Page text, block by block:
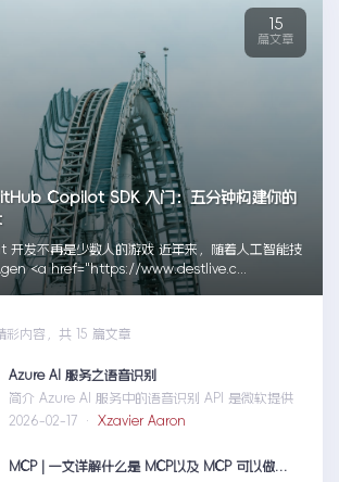
Copilot SDK 入门：五分钟构建你的
开发不再是少数人的游戏 近年来，随着人工智能技
<a href="https://www.destlive.c...
15
篇文章
彩内容，共 15 篇文章
Azure AI 服务之语音识别
简介 Azure AI 服务中的语音识别 API 是微软提供的一
2026-02-17 · Xzavier Aaron
MCP | 一文详解什么是 MCP以及 MCP 可以做什么